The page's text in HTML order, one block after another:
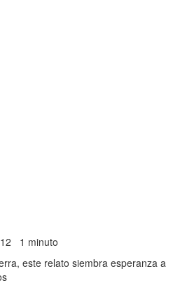
1 minuto
este relato siembra esperanza a